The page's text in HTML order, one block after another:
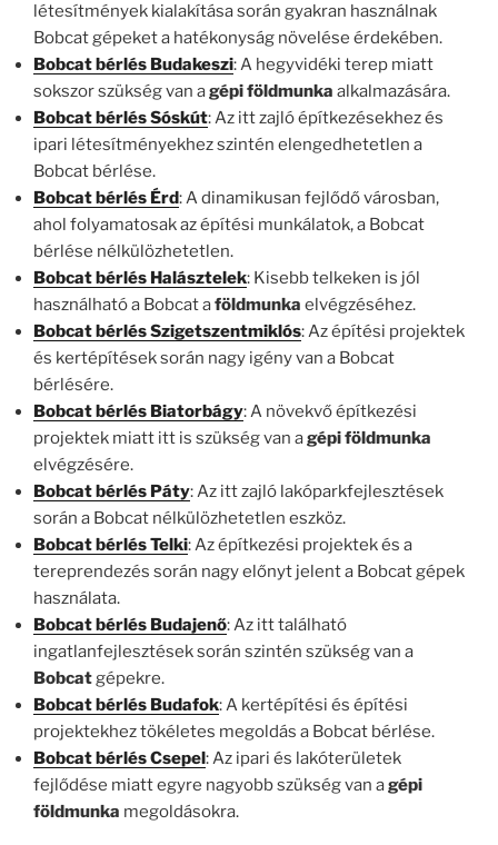
létesítmények kialakítása során gyakran használnak
Bobcat gépeket a hatékonyság növelése érdekében.
Bobcat bérlés Budakeszi: A hegyvidéki terep miatt
sokszor szükség van agépi földmunka alkalmazására.
Bobcat bérlés Sóskút: Az itt zajló építkezésekhez és
ipari létesítményekhez szintén elengedhetetlen a
Bobcat bérlése.
Bobcat bérlés Érd: A dinamikusan fejlődő városban,
ahol folyamatosak az építési munkálatok, a Bobcat
bérlése nélkülözhetetlen.
Bobcat bérlés Halásztelek: Kisebb telkeken is jól
használható a Bobcat aföldmunka elvégzéséhez.
Bobcat bérlés Szigetszentmiklós: Az építési projektek
és kertépítések során nagy igény van a Bobcat
bérlésére.
Bobcat bérlés Biatorbágy: A növekvő építkezési
projektek miatt itt is szükség van agépi földmunka
elvégzésére.
Bobcat bérlés Páty: Az itt zajló lakóparkfejlesztések
során a Bobcat nélkülözhetetlen eszköz.
Bobcat bérlés Telki: Az építkezési projektek és a
tereprendezés során nagy előnyt jelent a Bobcat gépek
használata.
Bobcat bérlés Budajenő: Az itt található
ingatlanfejlesztések során szintén szükség van a
Bobcatgépekre.
Bobcat bérlés Budafok: A kertépítési és építési
projektekhez tökéletes megoldás a Bobcat bérlése.
Bobcat bérlés Csepel: Az ipari és lakóterületek
fejlődése miatt egyre nagyobb szükség van agépi
földmunka megoldásokra.